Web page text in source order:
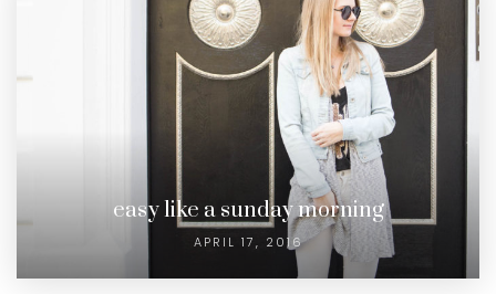
easy like a sunday morning
APRIL 17, 2016